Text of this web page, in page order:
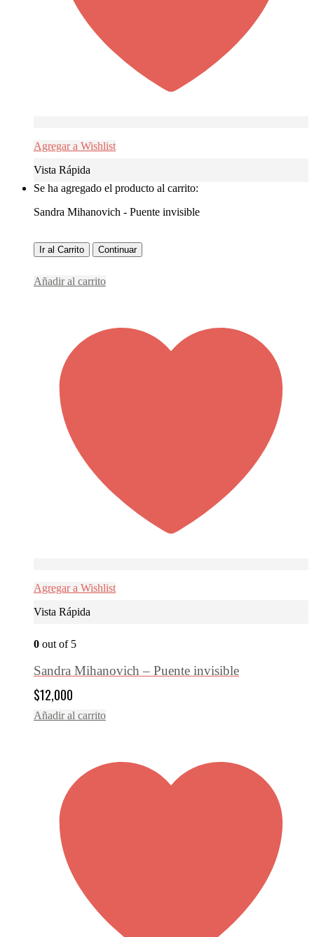
Agregar a Wishlist
Vista Rápida
Se ha agregado el producto al carrito:
Sandra Mihanovich - Puente invisible
Ir al Carrito Continuar
Añadir al carrito
Agregar a Wishlist
Vista Rápida
0 out of 5
Sandra Mihanovich – Puente invisible
$12,000
Añadir al carrito